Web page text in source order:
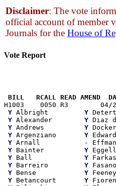
Disclaimer: The vote
official account of member
Journals for the House of
Vote Report
BILL   RCALL READ AMEND
H1003    0050 R3        04/
Y Albright Y
Y Alexander Y Diaz
Y Andrews Y
Y Argenziano Y
Y Arnall           -
Y Bainter Y
Y Ball Y
Y Barreiro Y
Y Bense Y
Y Betancourt Y